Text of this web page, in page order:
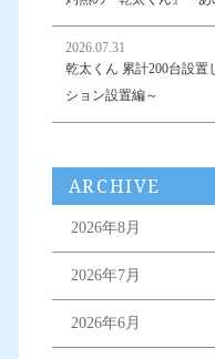
2026.07.31
乾太くん 累計200台設
ション設置編～
ARCHIVE
2026年8月
2026年7月
2026年6月